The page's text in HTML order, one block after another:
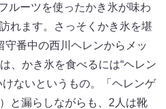
ルーツを使ったかき氷が味わ
れます。さっそくかき氷を堪
番中の西川ヘレンからメッ
、かき氷を食べるには“ヘレン
ないというもの。「ヘレンゲ
と漏らしながらも、2人は靴